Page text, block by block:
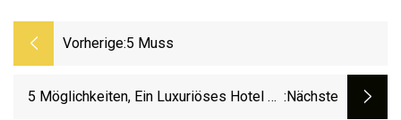
Vorherige:5 Muss
5 Möglichkeiten, Ein Luxuriöses Hotel Zu :nächste